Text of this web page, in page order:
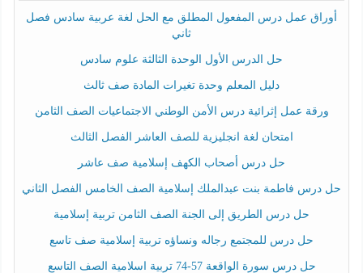
أوراق عمل درس المفعول المطلق مع الحل لغة عربية سادس فصل
ثاني
حل الدرس الأول الوحدة الثالثة علوم سادس
دليل المعلم وحدة تغيرات المادة صف ثالث
ورقة عمل إثرائية درس الأمن الوطني الاجتماعيات الصف الثامن
امتحان لغة انجليزية للصف العاشر الفصل الثالث
حل درس أصحاب الكهف إسلامية صف عاشر
حل درس فاطمة بنت عبدالملك إسلامية الصف الخامس الفصل الثاني
حل درس الطريق إلى الجنة الصف الثامن تربية إسلامية
حل درس للمجتمع رجاله ونساؤه تربية إسلامية صف تاسع
حل درس سورة الواقعة 57-74 تربية اسلامية الصف التاسع